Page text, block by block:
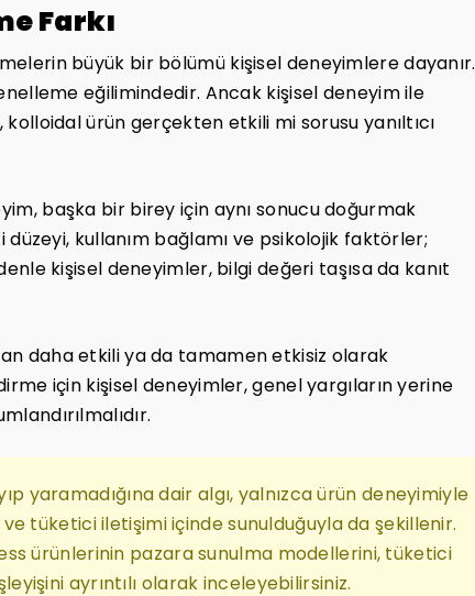
Farkı
büyük bir bölümü kişisel deneyimlere dayanır.
eğilimindedir. Ancak kişisel deneyim ile
ürün gerçekten etkili mi sorusu yanıltıcı
başka bir birey için aynı sonucu doğurmak
kullanım bağlamı ve psikolojik faktörler;
kişisel deneyimler, bilgi değeri taşısa da kanıt
daha etkili ya da tamamen etkisiz olarak
için kişisel deneyimler, genel yargıların yerine
yaramadığına dair algı, yalnızca ürün deneyimiyle
tüketici iletişimi içinde sunulduğuyla da şekillenir.
ürünlerinin pazara sunulma modellerini, tüketici
ayrıntılı olarak inceleyebilirsiniz.